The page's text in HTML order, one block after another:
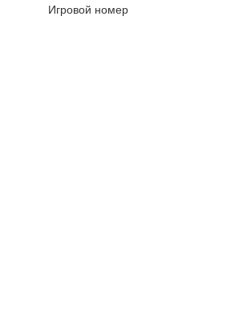
Игровой номер